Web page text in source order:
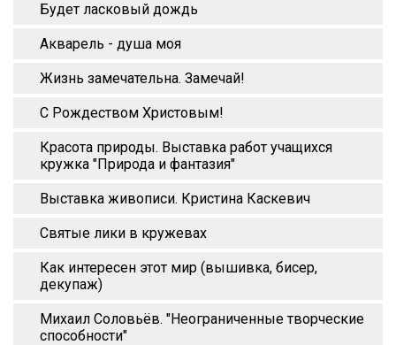
Будет ласковый дождь
Акварель - душа моя
Жизнь замечательна. Замечай!
С Рождеством Христовым!
Красота природы. Выставка работ учащихся
кружка "Природа и фантазия"
Выставка живописи. Кристина Каскевич
Святые лики в кружевах
Как интересен этот мир (вышивка, бисер,
декупаж)
Михаил Соловьёв. "Неограниченные творческие
способности"